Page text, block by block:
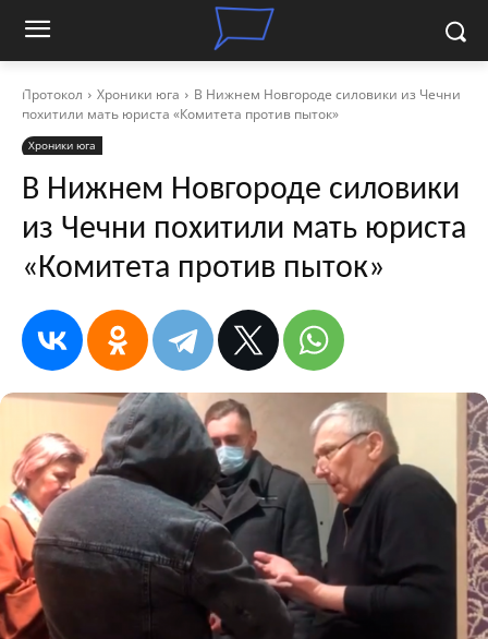
Протокол Хроники юга
В Нижнем Новгороде силовики из Чечни
похитили мать юриста «Комитета против пыток»
Хроники юга
В Нижнем Новгороде силовики
из Чечни похитили мать юриста
«Комитета против пыток»